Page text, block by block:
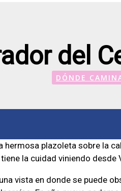
del
DÓNDE
hermosa plazoleta sobre la
la cuidad viniendo desde
vista en donde se puede